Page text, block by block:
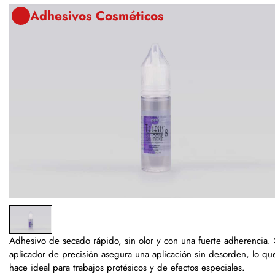
Adhesivos Cosméticos
Adhesivo de secado rápido, sin olor y con una fuerte adherencia.
aplicador de precisión asegura una aplicación sin desorden, lo
hace ideal para trabajos protésicos y de efectos especiales.